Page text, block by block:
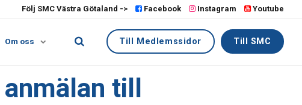
Följ SMC Västra Götaland -> Facebook Instagram Youtube
Om oss Till Medlemssidor Till SMC
till